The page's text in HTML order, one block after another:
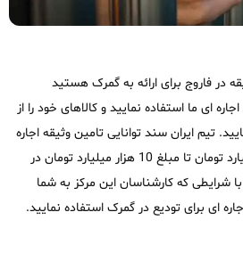
در فاروج برای ارائه به گمرک هستید
ای ما استفاده نمایید و کالاهای خود را از
تیم ایران سند توانایی تامین وثیقه اجاره
ای برای گمرک از مبلغ 1 میلیارد تومان تا مبلغ 10 هزار میلیارد تومان در
با شرایطی که کارشناسان این مرکز به شما
ای برای تودیع در گمرک استفاده نمایید.